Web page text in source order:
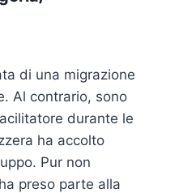
di una migrazione
Al contrario, sono
durante le
ha accolto
Pur non
preso parte alla